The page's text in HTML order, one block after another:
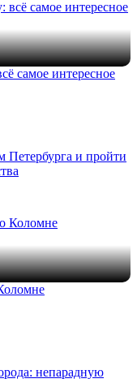
самое интересное
Петербурга и пройти
непарадную